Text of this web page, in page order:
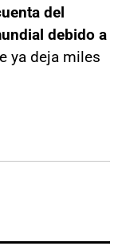
del
debido a
ya deja miles